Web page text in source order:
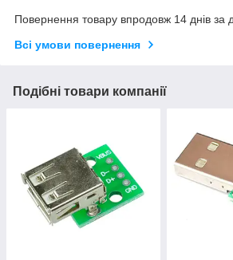
Повернення товару впродовж 14 днів за
Всі умови повернення
Подібні товари компанії